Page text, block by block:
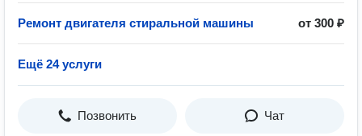
Ремонт двигателя стиральной машины от 300 ₽
Ещё 24 услуги
Позвонить Чат